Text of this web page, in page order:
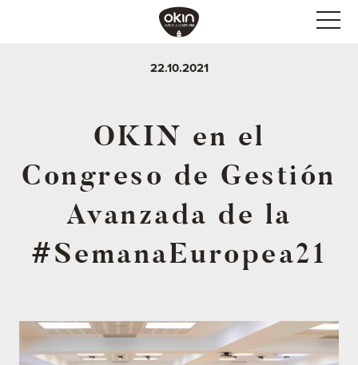
22.10.2021
OKIN en el
Congreso de Gestión
Avanzada de la
#SemanaEuropea21